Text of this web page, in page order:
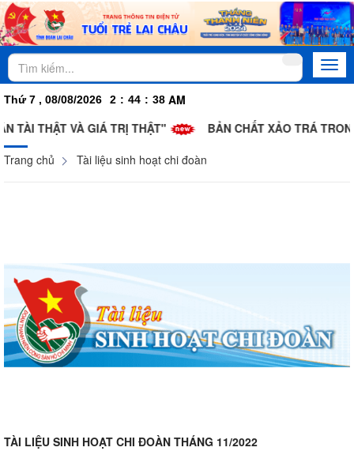
Thứ 7 , 08/08/2026 2 : 44 : 39 AM
VÀ GIÁ TRỊ THẬT"
BẢN CHẤT XẢO TRÁ TRONG CHIẾN
Trang chủ
Tài liệu sinh hoạt chi đoàn
TÀI LIỆU SINH HOẠT CHI ĐOÀN THÁNG 11/2022